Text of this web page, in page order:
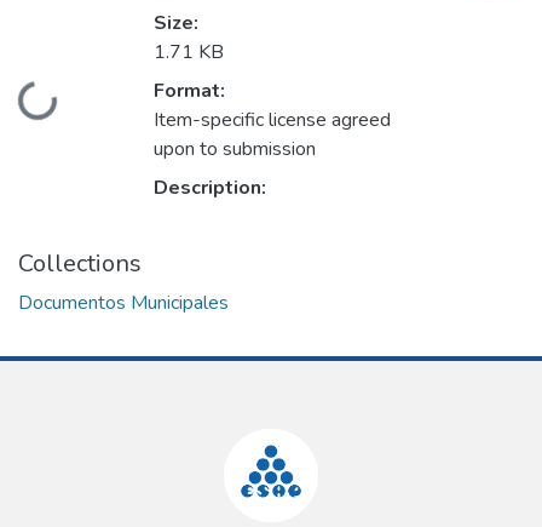
Loading...
Size:
1.71 KB
Format:
Item-specific license agreed
upon to submission
Description:
Collections
Documentos Municipales